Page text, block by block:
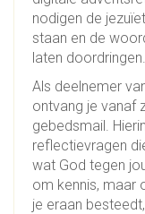
nodigen de
staan en de
laten doordringen.
Als deelnemer
ontvang je vanaf
gebedsmail.
reflectievragen
wat God tegen
om kennis, maar
je eraan